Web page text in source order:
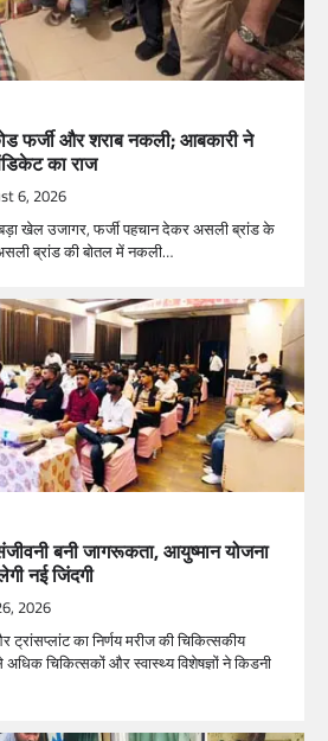
फर्जी और शराब नकली; आबकारी ने
का राज
6, 2026
खेल उजागर, फर्जी पहचान देकर असली ब्रांड के
ब्रांड की बोतल में नकली…
बनी जागरूकता, आयुष्मान योजना
नई जिंदगी
2026
का निर्णय मरीज की चिकित्सकीय
चिकित्सकों और स्वास्थ्य विशेषज्ञों ने किडनी